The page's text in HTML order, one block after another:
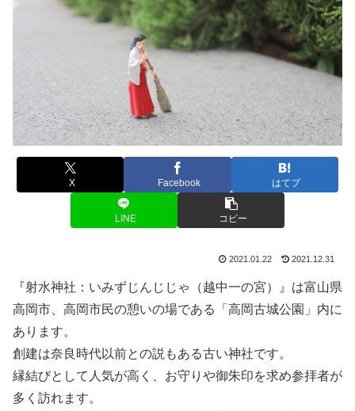
X Facebook はてブ
LINE コピー
2021.01.22 2021.12.31
『射水神社：いみずじんじじゃ（越中一の宮）』は富山県
高岡市、高岡市民の憩いの場である「高岡古城公園」内に
あります。
創建は奈良時代以前との説もある古い神社です。
縁結びとして人気が高く、お守りや御朱印を求め参拝者が
多く訪れます。